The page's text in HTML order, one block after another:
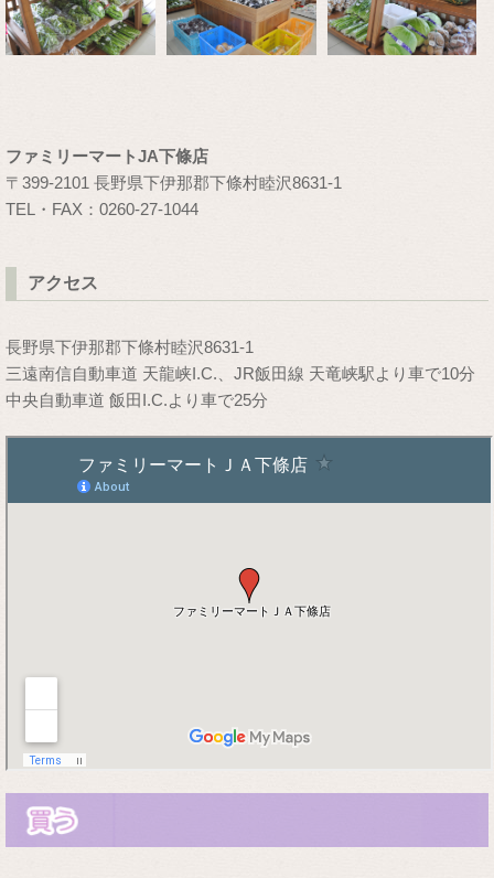
ファミリーマートJA下條店
〒399-2101 長野県下伊那郡下條村睦沢8631-1
TEL・FAX：0260-27-1044
アクセス
長野県下伊那郡下條村睦沢8631-1
三遠南信自動車道 天龍峡I.C.、JR飯田線 天竜峡駅より車で10分
中央自動車道 飯田I.C.より車で25分